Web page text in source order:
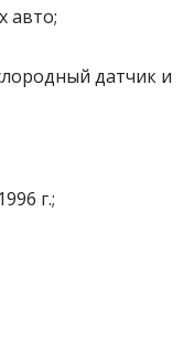
авто;
датчик и
г.;